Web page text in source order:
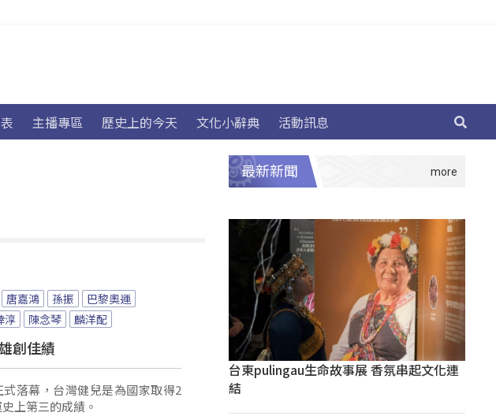
主播專區 歷史上的今天 文化小辭典 活動訊息
唐嘉鴻 孫振
巴黎奧運
淳 陳念琴 麟洋配
創佳績
落幕，台灣健兒是為國家取得2
上第三的成績。
最新新聞
台東pulingau生命故事展 香氛串起文化連
結